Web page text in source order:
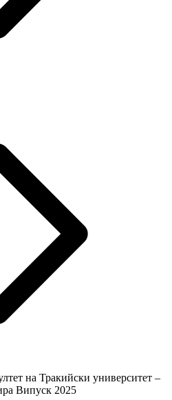
на Тракийски университет –
Випуск 2025